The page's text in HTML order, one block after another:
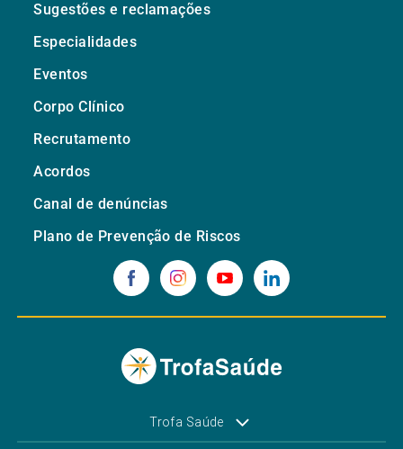
Sugestões e reclamações
Especialidades
Eventos
Corpo Clínico
Recrutamento
Acordos
Canal de denúncias
Plano de Prevenção de Riscos
Trofa Saúde